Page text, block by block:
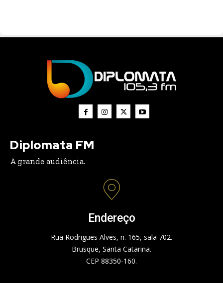
Diplomata FM
A grande audiência.
Endereço
Rua Rodrigues Alves, n. 165, sala 702.
Brusque, Santa Catarina.
CEP 88350-160.